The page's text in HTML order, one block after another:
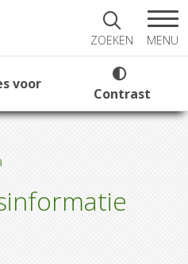
ZOEKEN MENU
voor
Contrast